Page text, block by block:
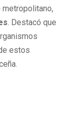
metropolitano,
. Destacó que
estos